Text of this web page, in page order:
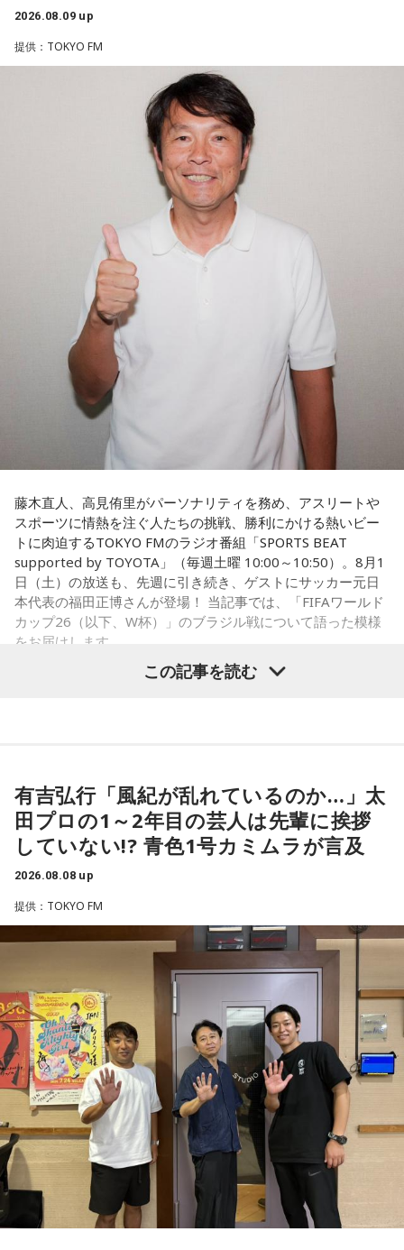
ューから間もなく所属レコード会社がなくなり、「どこへ行
けばいいの？」と途方に暮れたことや、芸名を何度も変えな
がら挑戦を続けてきた日々を振り返る。それでも諦めずに歌
い続けた経験が、45周年記念シングル「露天の花」に込めた
「どんな環境でも花は咲く」「その場所で咲く花がある」と
いうメッセージにつながっていると話した。人生は何度でも
立ち上がれるという応援歌は、自身の歩みそのものでもある
さらに、趣味についてもトークを展開。愛犬と過ごす時間を
増やすために驚くべきあるものを購入したと言う。さて何を
購入したのか…？ 詳しくはradikoタイムフリーで！
2026.08.09 up
提供：TOKYO FM
藤木直人、高見侑里がパーソナリティを務め、アスリートや
スポーツに情熱を注ぐ人たちの挑戦、勝利にかける熱いビー
トに肉迫するTOKYO FMのラジオ番組「SPORTS BEAT
supported by TOYOTA」（毎週土曜 10:00～10:50）。8月1
日（土）の放送も、先週に引き続き、ゲストにサッカー元日
本代表の福田正博さんが登場！ 当記事では、「FIFAワールド
カップ26（以下、W杯）」のブラジル戦について語った模様
をお届けします。
輝き、Jリーグ通算228試合出場93得点を挙げ、日本代表では
45試合出場で9ゴールを記録するなど活躍を見せ、1993年に
はW杯アジア地区最終予選にも出場しました。2002年に現役
を引退した後は、サッカー解説者としてメディアでの活動の
活かしながら幅広く活動しています。
◆福田正博がW杯ブラジル戦を総括
藤木：ブラジル戦で、前半は佐野海舟選手の素晴らしいイン
ターセプトからのゴールがありましたし、前半の終了間際に
は日本がボールを持つ時間もありました。しかし、後半に入
ってからブラジルが戦略を変えてきて、日本が一方的に押し
込まれてしまった。試合のなかで具体的な戦術が打ち出せな
かったと考えると、（選手のなかに）もう少し具体的な戦略
を示す人、ブレーンが必要なのかなと素人目には思ってしま
うのですが……。
福田：そういう見方も当然ありますし、それができれば一番
いいと思うのですが、森保監督は帰国後の会見で「戦術は後
出しジャンケンだ」と言っていたんです。どういうことかと
いうと、自分たちが変えたら相手がまた変えてくる、それに
対してまた変えていかなきゃならない。ベンチでその都度
この記事を読む
有吉弘行「風紀が乱れているのか…」太
田プロの1～2年目の芸人は先輩に挨拶
していない!? 青色1号カミムラが言及
2026.08.08 up
提供：TOKYO FM